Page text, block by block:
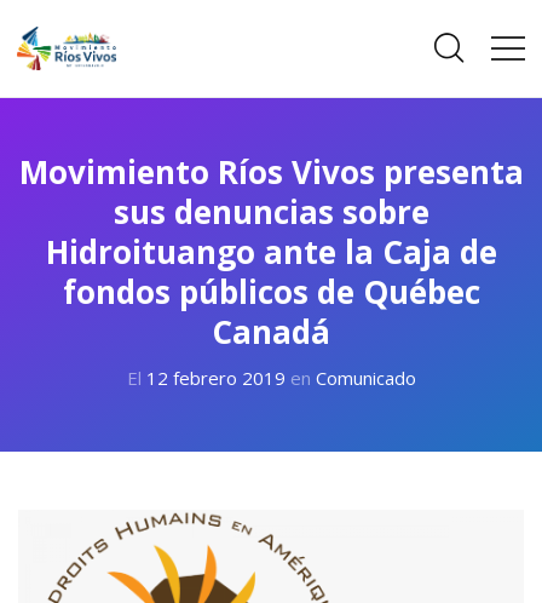
Movimiento Ríos Vivos presenta
sus denuncias sobre
Hidroituango ante la Caja de
fondos públicos de Québec
Canadá
El 12 febrero 2019 en Comunicado